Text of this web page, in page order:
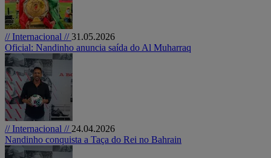
// Internacional //31.05.2026
Oficial: Nandinho anuncia saída do Al Muharraq
// Internacional // 24.04.2026
Nandinho conquista a Taça do Rei no Bahrain